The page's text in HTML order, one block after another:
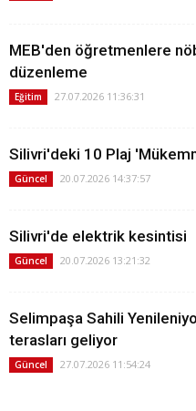
MEB'den öğretmenlere
düzenleme
Eğitim 27.07.2026 11:36:31
Silivri'deki 10 Plaj
Güncel 20.07.2026 14:37:57
Silivri'de elektrik kesintisi
Güncel 20.07.2026 13:21:32
Selimpaşa Sahili
terasları geliyor
Güncel 27.07.2026 11:54:24